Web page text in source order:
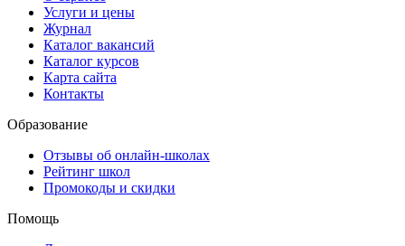
Услуги и цены
Журнал
Каталог вакансий
Каталог курсов
Карта сайта
Контакты
Образование
Отзывы об онлайн-школах
Рейтинг школ
Промокоды и скидки
Помощь